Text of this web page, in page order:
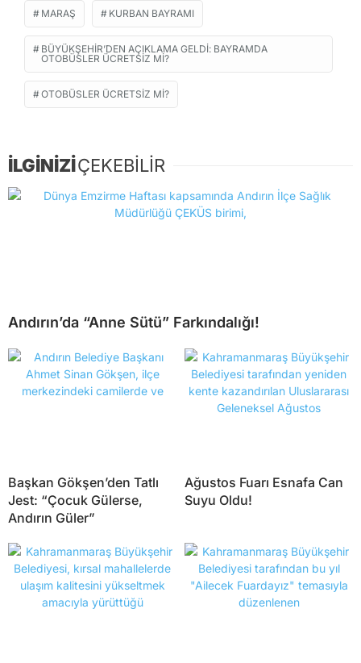
MARAŞ KURBAN BAYRAMI
BÜYÜKŞEHIR’DEN AÇIKLAMA GELDI: BAYRAMDA
OTOBÜSLER ÜCRETSIZ MI?
OTOBÜSLER ÜCRETSIZ MI?
İLGİNİZİÇEKEBİLİR
Andırın’da “Anne Sütü” Farkındalığı!
Başkan Gökşen’den Tatlı
Jest: “Çocuk Gülerse,
Andırın Güler”
Ağustos Fuarı Esnafa Can
Suyu Oldu!